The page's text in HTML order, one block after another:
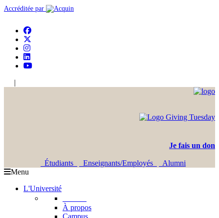
Accréditée par
|
Je fais un don
Étudiants Enseignants/Employés
Alumni
Menu
L'Université
À propos
Campus